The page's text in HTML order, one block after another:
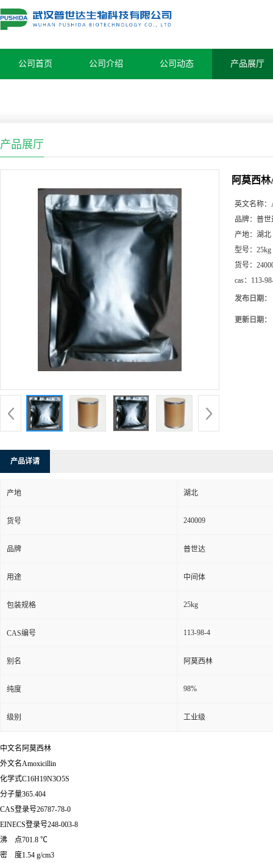
公司首页 公司介绍 公司动态 产品展厅
产品展厅
阿莫西
英文名称：
品牌： 普世
产地： 湖北
型号： 25kg
货号：
cas： 113-
发布日期：
更新日期：
产品详请
产地 湖北
货号 240009
品牌 普世达
用途 中间体
包装规格 25kg
CAS编号 113-98-4
别名 阿莫西林
纯度 98%
级别 工业级
中文名阿莫西林
外文名Amoxicillin
化学式C16H19N3O5S
分子量365.404
CAS登录号26787-78-0
EINECS登录号248-003-8
沸 点701.8 ℃
密 度1.54 g/cm3